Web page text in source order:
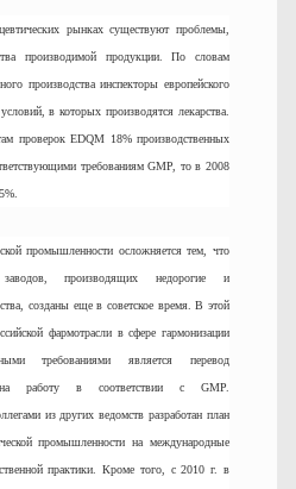
рынках существуют проблемы,
производимой продукции. По словам
производства инспекторы европейского
в которых производятся лекарства.
проверок EDQM 18% производственных
требованиям GMP, то в 2008
промышленности осложняется тем, что
заводов, производящих недорогие и
созданы еще в советское время. В этой
фармотрасли в сфере гармонизации
требованиями является перевод
на работу в соответствии с GMP.
из других ведомств разработан план
промышленности на международные
практики. Кроме того, с 2010 г. в